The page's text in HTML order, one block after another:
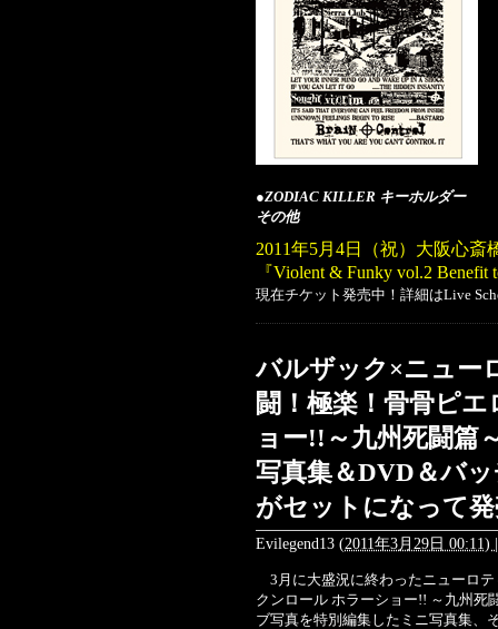
●ZODIAC KILLER キーホルダー
その他
2011年5月4日（祝）大阪心斎
『Violent & Funky vol.2
現在チケット発売中！詳細はLive
バルザック×ニュー
闘！極楽！骨骨ピ
ョー!!～九州死闘篇
写真集＆DVD＆バ
がセットになって
Evilegend13 (2011年3月29日 00:11) |
3月に大盛況に終わったニューロ
クンロール ホラーショー!! ～九州死
ブ写真を特別編集したミニ写真集、